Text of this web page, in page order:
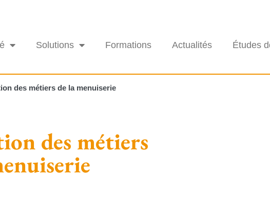
Solutions Formations Actualités Études
des métiers de la menuiserie
des métiers